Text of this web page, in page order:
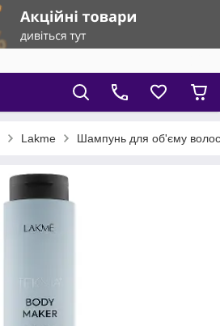
Lakme Шампунь для об'єму